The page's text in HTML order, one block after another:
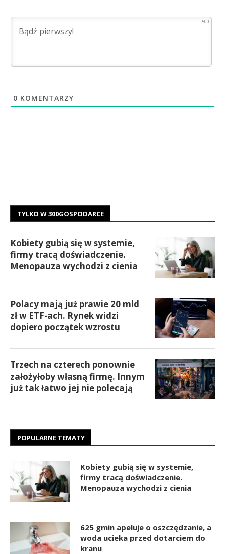
500
0 KOMENTARZY
TYLKO W 300GOSPODARCE
Kobiety gubią się w systemie,
firmy tracą doświadczenie.
Menopauza wychodzi z cienia
Polacy mają już prawie 20 mld
zł w ETF-ach. Rynek widzi
dopiero początek wzrostu
Trzech na czterech ponownie
założyłoby własną firmę. Innym
już tak łatwo jej nie polecają
POPULARNE TEMATY
Kobiety gubią się w systemie,
firmy tracą doświadczenie.
Menopauza wychodzi z cienia
625 gmin apeluje o oszczędzanie, a
woda ucieka przed dotarciem do
kranu